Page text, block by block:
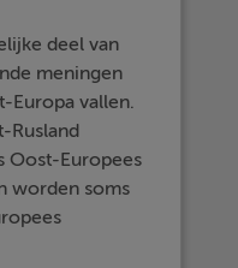
deel van
meningen
Europa vallen.
Rusland
Oost-Europees
worden soms